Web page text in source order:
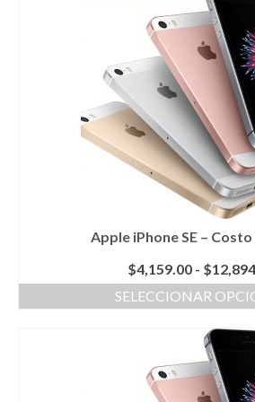
Apple iPhone SE –
$4,159.00 - $
SELECCIONAR
producto
tiene
múltiples
variantes.